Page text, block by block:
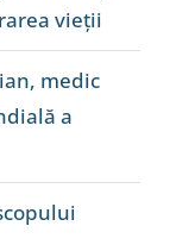
vieții
medic
a